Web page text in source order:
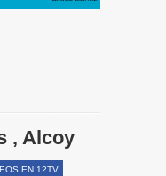
, Alcoy
EN 12TV